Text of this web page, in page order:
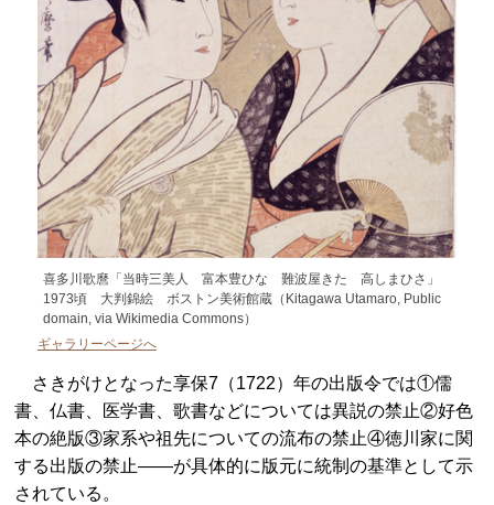
喜多川歌麿「当時三美人 富本豊ひな 難波屋きた 高しまひさ」
1973頃 大判錦絵 ボストン美術館蔵（Kitagawa Utamaro, Public
domain, via Wikimedia Commons）
ギャラリーページへ
さきがけとなった享保7（1722）年の出版令では①儒
書、仏書、医学書、歌書などについては異説の禁止②好色
本の絶版③家系や祖先についての流布の禁止④徳川家に関
する出版の禁止――が具体的に版元に統制の基準として示
されている。